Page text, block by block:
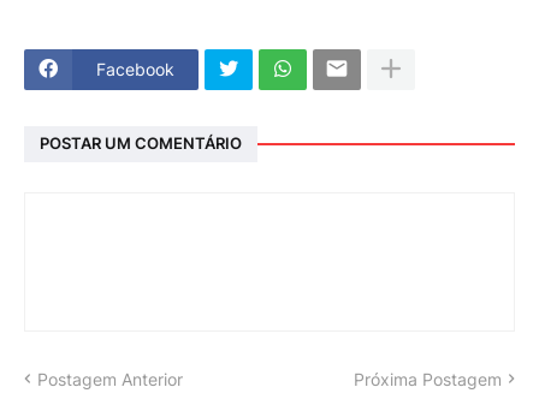
Facebook
POSTAR UM COMENTÁRIO
Postagem Anterior Próxima Postagem